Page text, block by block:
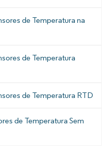
de Temperatura na
de Temperatura
de Temperatura RTD
de Temperatura Sem